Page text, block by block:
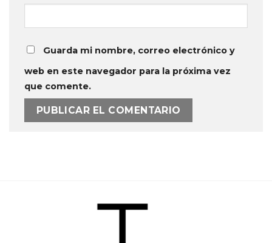
Guarda mi nombre, correo electrónico y
web en este navegador para la próxima vez
que comente.